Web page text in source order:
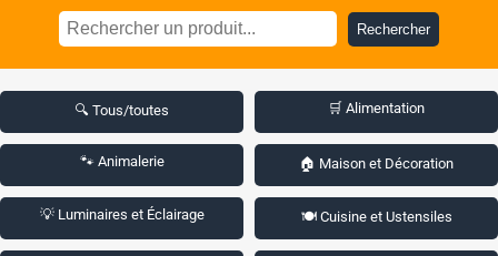
Rechercher
🔍 Tous/toutes 🛒 Alimentation
🐾 Animalerie 🏠 Maison et Décoration
💡 Luminaires et Éclairage 🍽️ Cuisine et Ustensiles